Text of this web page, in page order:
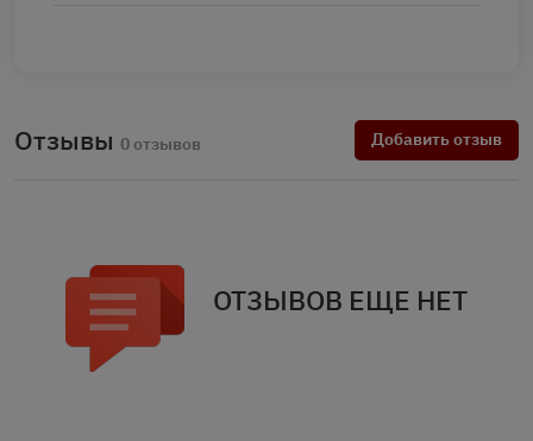
Отзывы 0 отзывов Добавить отзыв
ОТЗЫВОВ ЕЩЕ НЕТ